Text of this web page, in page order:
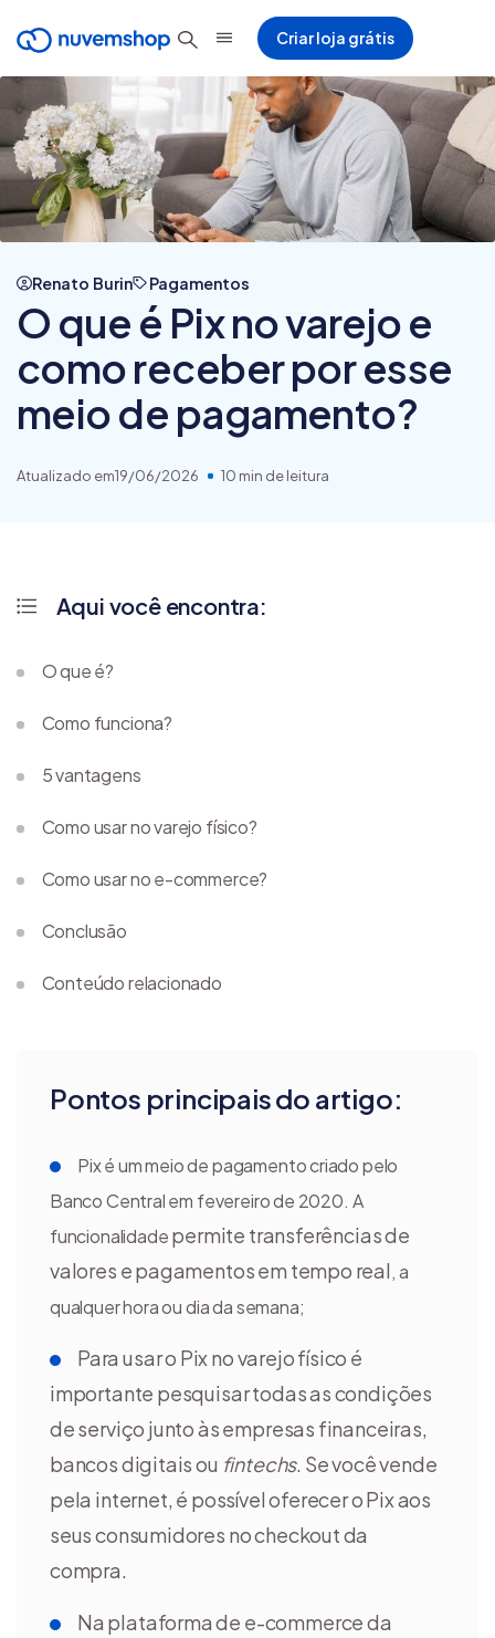
Criar loja grátis
Renato Burin Pagamentos
O que é Pix no varejo e
como receber por esse
meio de pagamento?
Atualizado em19/06/2026 10 min de leitura
Pontos principais do artigo:
Pix é um meio de pagamento criado pelo
Banco Central em fevereiro de 2020. A
funcionalidadepermite transferências de
valores e pagamentos em tempo real, a
qualquer hora ou dia da semana;
Para usar o Pix no varejo físico é
importante pesquisar todas as condições
de serviço junto às empresas financeiras,
bancos digitais ou fintechs. Se você vende
pela internet, é possível oferecer o Pix aos
seus consumidores no checkout da
compra.
Na plataforma de e-commerce da
Aqui você encontra:
O que é?
Como funciona?
5 vantagens
Como usar no varejo físico?
Como usar no e-commerce?
Conclusão
Conteúdo relacionado